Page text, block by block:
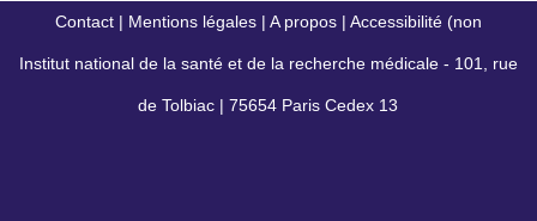
Contact | Mentions légales | A propos | Accessibilité (non
conforme)
Institut national de la santé et de la recherche médicale - 101, rue
de Tolbiac | 75654 Paris Cedex 13